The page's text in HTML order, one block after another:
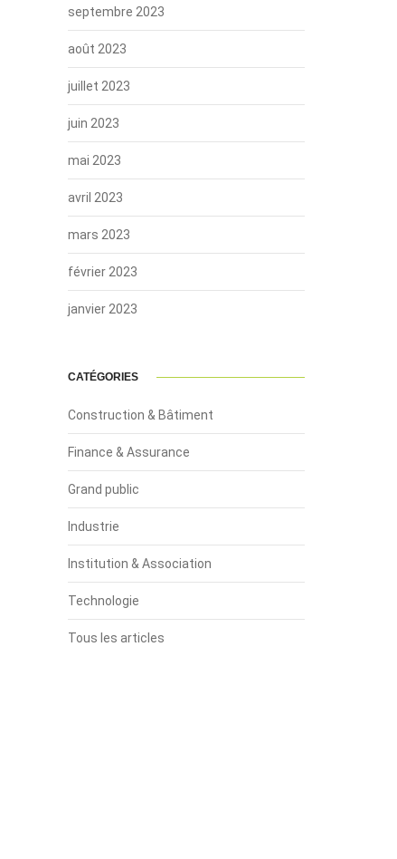
septembre 2023
août 2023
juillet 2023
juin 2023
mai 2023
avril 2023
mars 2023
février 2023
janvier 2023
CATÉGORIES
Construction & Bâtiment
Finance & Assurance
Grand public
Industrie
Institution & Association
Technologie
Tous les articles